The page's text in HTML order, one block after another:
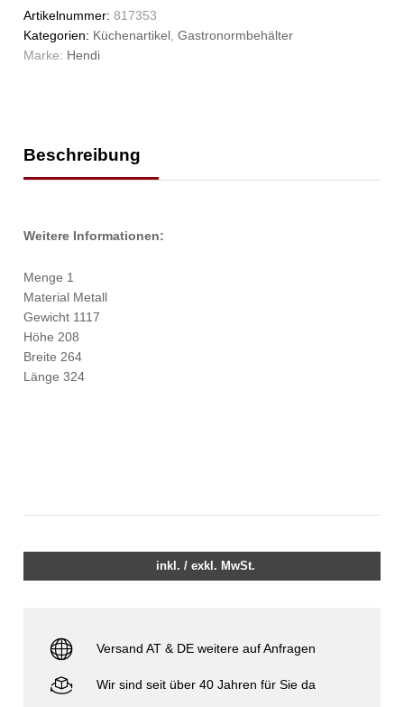
GN
1/2,
12,5L,
Artikelnummer:817353
Kategorien: Küchenartikel,Gastronormbehälter
Marke: Hendi
Beschreibung
Weitere Informationen:
Menge 1
Material Metall
Gewicht 1117
Höhe 208
Breite 264
Länge 324
inkl. / exkl. MwSt.
Versand AT & DE weitere auf Anfragen
Wir sind seit über 40 Jahren für Sie da